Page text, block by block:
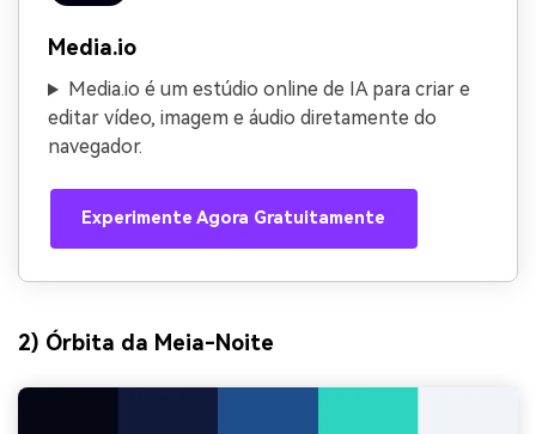
Media.io
Media.io é um estúdio online de IA para criar e
editar vídeo, imagem e áudio diretamente do
navegador.
Experimente Agora Gratuitamente
2) Órbita da Meia-Noite